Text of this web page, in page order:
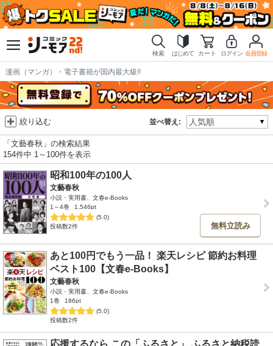
検索 はじめて カート ログイン 会員登録
漫画（マンガ）・電子書籍が国内最大級!!
並べ替え:
絞り込む
「文藝春秋」の検索結果
154件中 1～100件を表示
昭和100年の100人
文藝春秋
小説・実用書、文春e-Books
1～4巻
1,546pt
(5.0)
投稿数2件
無料立読み
あと100円でもう一品！ 楽天レシピ 節約お料理
ベスト100【文春e-Books】
文藝春秋
小説・実用書、文春e-Books
1巻
186pt
(5.0)
投稿数2件